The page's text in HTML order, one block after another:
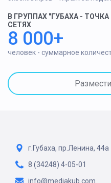
В ГРУППАХ "ГУБАХА -
СЕТЯХ
8 000+
человек - суммарное
г.Губаха, пр.Ленина, 44а
8 (34248) 4-05-01
info@mediakub.com